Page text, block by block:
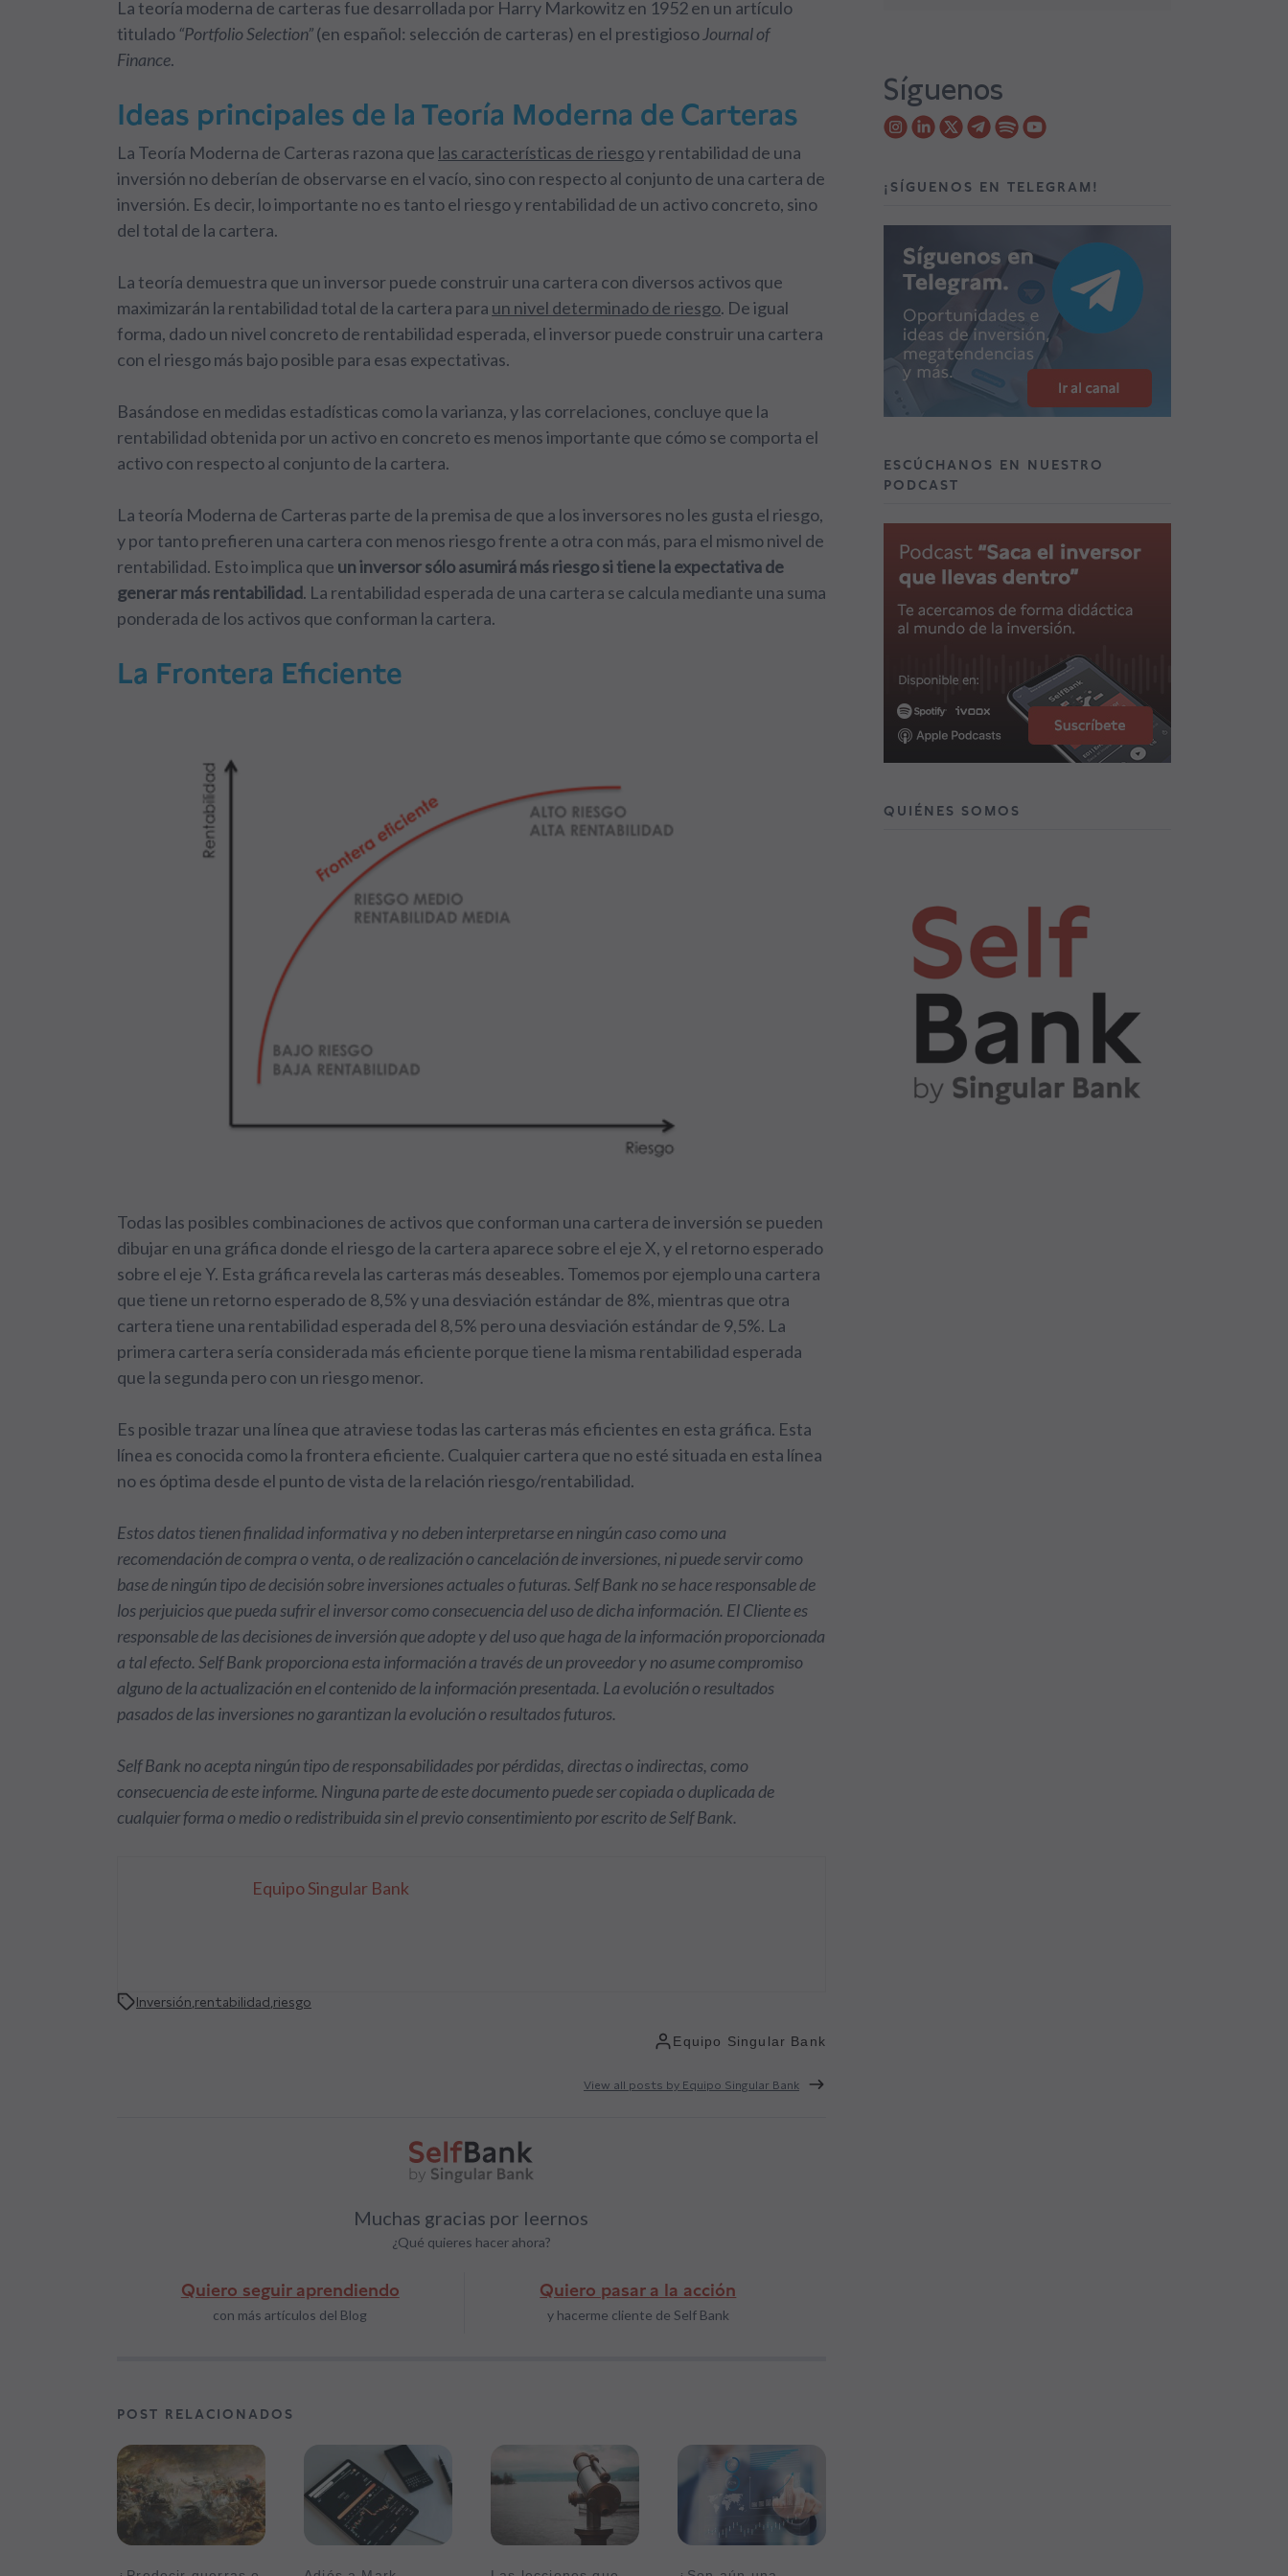
La teoría moderna de carteras fue desarrollada por Harry Markowitz en 1952 en un artículo
titulado “Portfolio Selection”(en español: selección de carteras) en el prestigioso Journal of
Finance.
Ideas principales de la Teoría Moderna de Carteras
La Teoría Moderna de Carteras razona que las características de riesgoy rentabilidad de una
inversión no deberían de observarse en el vacío, sino con respecto al conjunto de una cartera de
inversión. Es decir, lo importante no es tanto el riesgo y rentabilidad de un activo concreto, sino
del total de la cartera.
La teoría demuestra que un inversor puede construir una cartera con diversos activos que
maximizarán la rentabilidad total de la cartera para un nivel determinado de riesgo. De igual
forma, dado un nivel concreto de rentabilidad esperada, el inversor puede construir una cartera
con el riesgo más bajo posible para esas expectativas.
Basándose en medidas estadísticas como la varianza, y las correlaciones, concluye que la
rentabilidad obtenida por un activo en concreto es menos importante que cómo se comporta el
activo con respecto al conjunto de la cartera.
La teoría Moderna de Carteras parte de la premisa de que a los inversores no les gusta el riesgo,
y por tanto prefieren una cartera con menos riesgo frente a otra con más, para el mismo nivel de
rentabilidad. Esto implica que un inversor sólo asumirá más riesgo si tiene la expectativa de
generar más rentabilidad. La rentabilidad esperada de una cartera se calcula mediante una suma
ponderada de los activos que conforman la cartera.
La Frontera Eficiente
Todas las posibles combinaciones de activos que conforman una cartera de inversión se pueden
dibujar en una gráfica donde el riesgo de la cartera aparece sobre el eje X, y el retorno esperado
sobre el eje Y. Esta gráfica revela las carteras más deseables. Tomemos por ejemplo una cartera
que tiene un retorno esperado de 8,5% y una desviación estándar de 8%, mientras que otra
cartera tiene una rentabilidad esperada del 8,5% pero una desviación estándar de 9,5%. La
primera cartera sería considerada más eficiente porque tiene la misma rentabilidad esperada
que la segunda pero con un riesgo menor.
Es posible trazar una línea que atraviese todas las carteras más eficientes en esta gráfica. Esta
línea es conocida como la frontera eficiente. Cualquier cartera que no esté situada en esta línea
no es óptima desde el punto de vista de la relación riesgo/rentabilidad.
Estos datos tienen finalidad informativa y no deben interpretarse en ningún caso como una
recomendación de compra o venta, o de realización o cancelación de inversiones, ni puede servir como
base de ningún tipo de decisión sobre inversiones actuales o futuras. Self Bank no se hace responsable de
los perjuicios que pueda sufrir el inversor como consecuencia del uso de dicha información. El Cliente es
responsable de las decisiones de inversión que adopte y del uso que haga de la información proporcionada
a tal efecto. Self Bank proporciona esta información a través de un proveedor y no asume compromiso
alguno de la actualización en el contenido de la información presentada. La evolución o resultados
pasados de las inversiones no garantizan la evolución o resultados futuros.
Self Bank no acepta ningún tipo de responsabilidades por pérdidas, directas o indirectas, como
consecuencia de este informe. Ninguna parte de este documento puede ser copiada o duplicada de
cualquier forma o medio o redistribuida sin el previo consentimiento por escrito de Self Bank.
Equipo Singular Bank
Inversión rentabilidad riesgo
Equipo Singular Bank
View all posts by Equipo Singular Bank
Muchas gracias por leernos
¿Qué quieres hacer ahora?
Quiero seguir aprendiendo
con más artículos del Blog
Quiero pasar a la acción
y hacerme cliente de Self Bank
POST RELACIONADOS
Síguenos
¡SÍGUENOS EN TELEGRAM!
ESCÚCHANOS EN NUESTRO
PODCAST
QUIÉNES SOMOS